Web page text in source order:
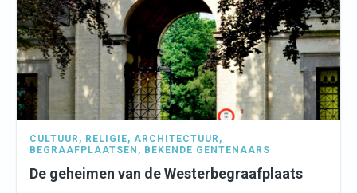
CULTUUR , RELIGIE, ARCHITECTUUR ,
BEGRAAFPLAATSEN , BEKENDE GENTENAARS
De geheimen van de Westerbegraafplaats